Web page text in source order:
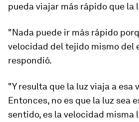
pueda viajar más rápido que la
"Nada puede ir más rápido
velocidad del tejido mismo del
respondió.
"Y resulta que la luz viaja a esa
Entonces, no es que la luz sea
sentido, es la velocidad misma